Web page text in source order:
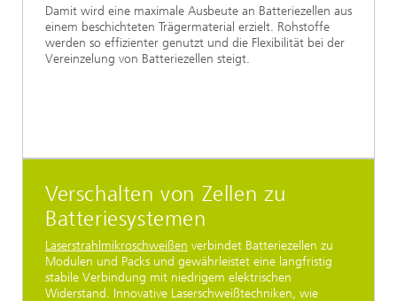
Damit wird eine maximale Ausbeute an Batteriezellen aus
einem beschichteten Trägermaterial erzielt. Rohstoffe
werden so effizienter genutzt und die Flexibilität bei der
Vereinzelung von Batteriezellen steigt.
Verschalten von Zellen zu
Batteriesystemen
Laserstrahlmikroschweißen verbindet Batteriezellen zu
Modulen und Packs und gewährleistet eine langfristig
stabile Verbindung mit niedrigem elektrischen
Widerstand. Innovative Laserschweißtechniken, wie